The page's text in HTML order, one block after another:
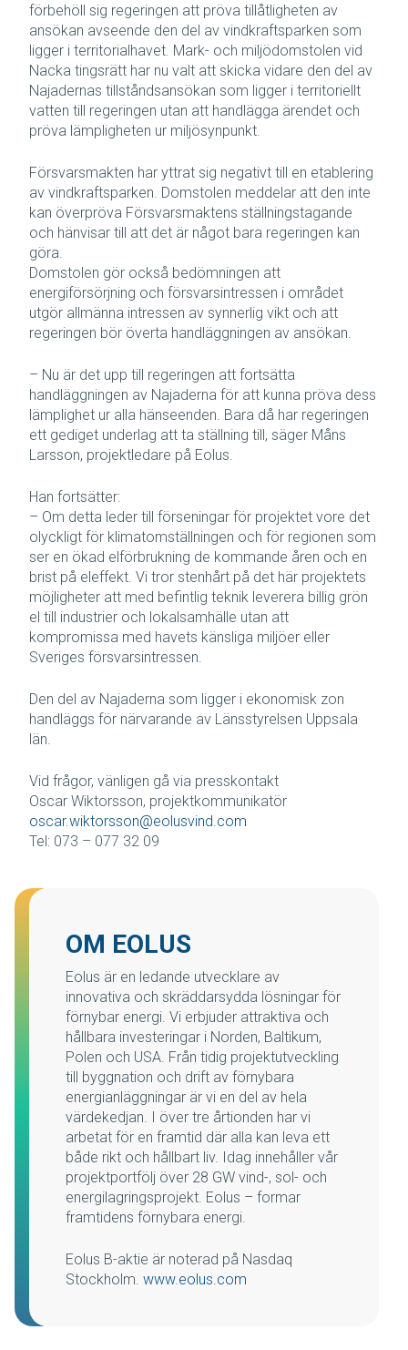
förbehöll sig regeringen att pröva tillåtligheten av
ansökan avseende den del av vindkraftsparken som
ligger i territorialhavet. Mark- och miljödomstolen vid
Nacka tingsrätt har nu valt att skicka vidare den del av
Najadernas tillståndsansökan som ligger i territoriellt
vatten till regeringen utan att handlägga ärendet och
pröva lämpligheten ur miljösynpunkt.
Försvarsmakten har yttrat sig negativt till en etablering
av vindkraftsparken. Domstolen meddelar att den inte
kan överpröva Försvarsmaktens ställningstagande
och hänvisar till att det är något bara regeringen kan
göra.
Domstolen gör också bedömningen att
energiförsörjning och försvarsintressen i området
utgör allmänna intressen av synnerlig vikt och att
regeringen bör överta handläggningen av ansökan.
– Nu är det upp till regeringen att fortsätta
handläggningen av Najaderna för att kunna pröva dess
lämplighet ur alla hänseenden. Bara då har regeringen
ett gediget underlag att ta ställning till, säger Måns
Larsson, projektledare på Eolus.
Han fortsätter:
– Om detta leder till förseningar för projektet vore det
olyckligt för klimatomställningen och för regionen som
ser en ökad elförbrukning de kommande åren och en
brist på eleffekt. Vi tror stenhårt på det här projektets
möjligheter att med befintlig teknik leverera billig grön
el till industrier och lokalsamhälle utan att
kompromissa med havets känsliga miljöer eller
Sveriges försvarsintressen.
Den del av Najaderna som ligger i ekonomisk zon
handläggs för närvarande av Länsstyrelsen Uppsala
län.
Vid frågor, vänligen gå via presskontakt
Oscar Wiktorsson, projektkommunikatör
oscar.wiktorsson@eolusvind.com
Tel: 073 – 077 32 09
OM EOLUS
Eolus är en ledande utvecklare av
innovativa och skräddarsydda lösningar för
förnybar energi. Vi erbjuder attraktiva och
hållbara investeringar i Norden, Baltikum,
Polen och USA. Från tidig projektutveckling
till byggnation och drift av förnybara
energianläggningar är vi en del av hela
värdekedjan. I över tre årtionden har vi
arbetat för en framtid där alla kan leva ett
både rikt och hållbart liv. Idag innehåller vår
projektportfölj över 28 GW vind-, sol- och
energilagringsprojekt. Eolus – formar
framtidens förnybara energi.
Eolus B-aktie är noterad på Nasdaq
Stockholm. www.eolus.com